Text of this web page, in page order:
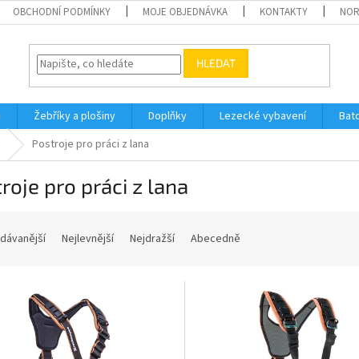
OBCHODNÍ PODMÍNKY MOJE OBJEDNÁVKA KONTAKTY
HLEDAT
Žebříky a plošiny Doplňky Lezecké vybavení
Postroje pro práci z lana
pro práci z lana
Nejlevnější Nejdražší Abecedně